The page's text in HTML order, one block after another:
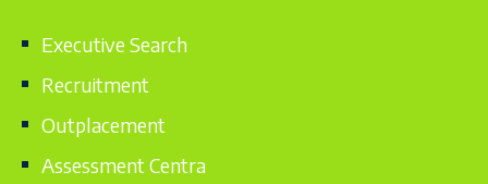
Executive Search
Recruitment
Outplacement
Assessment Centra